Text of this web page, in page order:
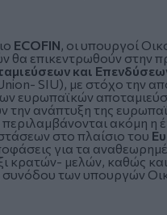
ECOFIN , οι υπουργοί
θα επικεντρωθούν στην
και
SIU), με στόχο την
ευρωπαϊκών
την ανάπτυξη της
ακόμη η
στο πλαίσιο του
για τα
κρατών- μελών, καθώς
συνόδου των υπουργών